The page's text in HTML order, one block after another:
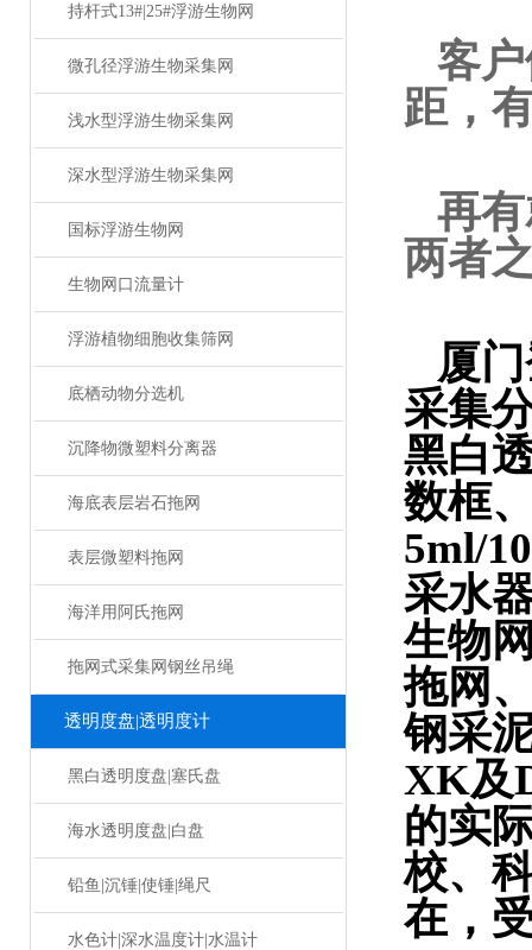
持杆式13#|25#浮游生物网
微孔径浮游生物采集网
浅水型浮游生物采集网
深水型浮游生物采集网
国标浮游生物网
生物网口流量计
浮游植物细胞收集筛网
底栖动物分选机
沉降物微塑料分离器
海底表层岩石拖网
表层微塑料拖网
海洋用阿氏拖网
拖网式采集网钢丝吊绳
透明度盘|透明度计
黑白透明度盘|塞氏盘
海水透明度盘|白盘
铅鱼|沉锤|使锤|绳尺
水色计|深水温度计|水温计
客
距，
再
两者
厦
采集
黑白
数框
5ml/
采水
生物
拖网
钢采
XK及
的实
校、
在，